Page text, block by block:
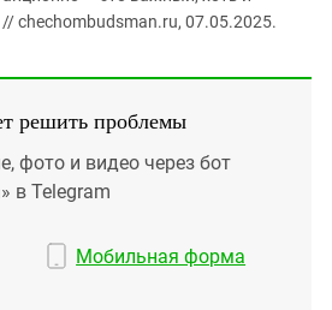
chechombudsman.ru, 07.05.2025.
решить проблемы
фото и видео через бот
в Telegram
Мобильная форма